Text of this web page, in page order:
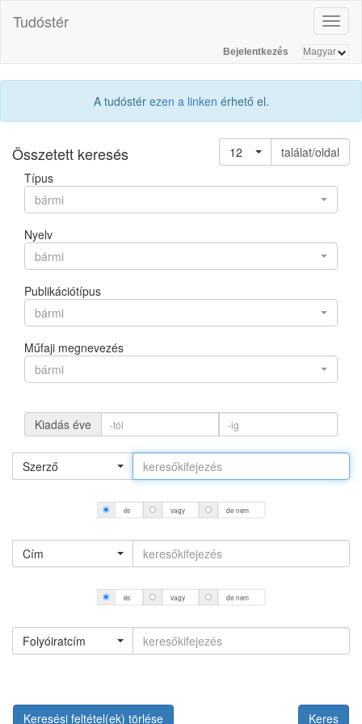
Tudóstér
Bejelentkezés
A tudóstér ezen a linken érhető el.
Összetett keresés 12
találat/oldal
Típus
bármi
Nyelv
bármi
Publikációtípus
bármi
Műfaji megnevezés
bármi
Kiadás éve
Szerző
és vagy de nem
Cím
és vagy de nem
Folyóiratcím
Keresési feltétel(ek) törlése